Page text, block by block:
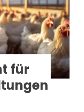
für